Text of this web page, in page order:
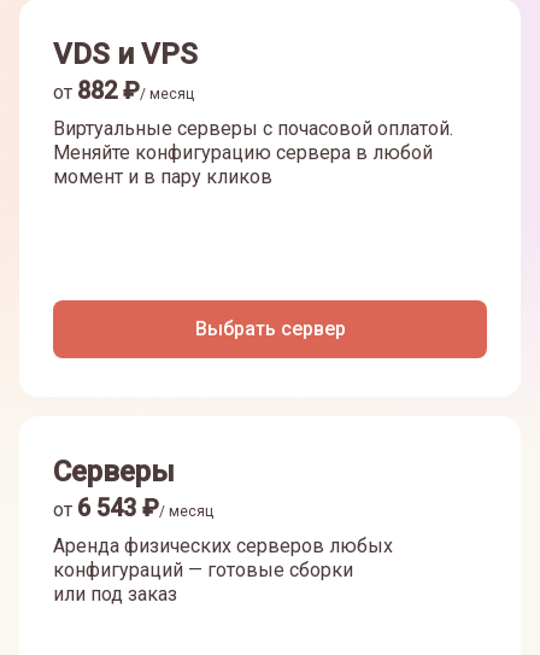
VDS и VPS
от 882₽/ месяц
Виртуальные серверы с почасовой оплатой.
Меняйте конфигурацию сервера в любой
момент и в пару кликов
Выбрать сервер
Серверы
от 6 543 ₽/ месяц
Аренда физических серверов любых
конфигураций — готовые сборки
или под заказ